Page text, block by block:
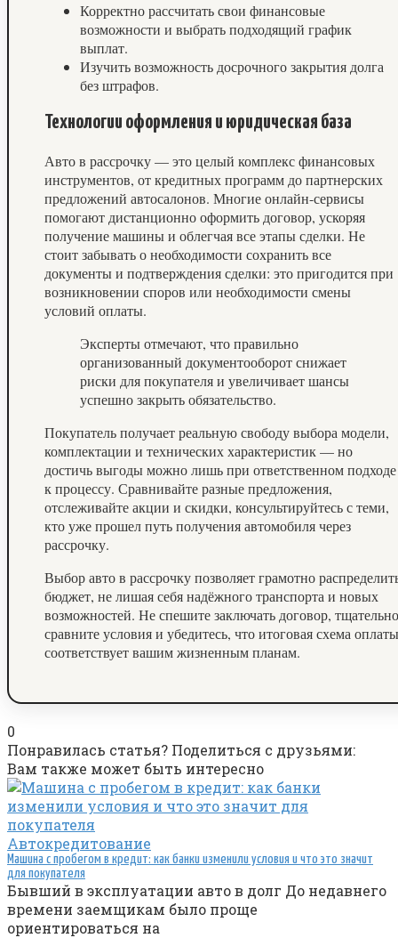
Корректно рассчитать свои финансовые
возможности и выбрать подходящий график
выплат.
Изучить возможность досрочного закрытия долга
без штрафов.
Технологии оформления и юридическая база
Авто в рассрочку — это целый комплекс финансовых
инструментов, от кредитных программ до партнерских
предложений автосалонов. Многие онлайн-сервисы
помогают дистанционно оформить договор, ускоряя
получение машины и облегчая все этапы сделки. Не
стоит забывать о необходимости сохранить все
документы и подтверждения сделки: это пригодится при
возникновении споров или необходимости смены
условий оплаты.
Эксперты отмечают, что правильно
организованный документооборот снижает
риски для покупателя и увеличивает шансы
успешно закрыть обязательство.
Покупатель получает реальную свободу выбора модели,
комплектации и технических характеристик — но
достичь выгоды можно лишь при ответственном подходе
к процессу. Сравнивайте разные предложения,
отслеживайте акции и скидки, консультируйтесь с теми,
кто уже прошел путь получения автомобиля через
рассрочку.
Выбор авто в рассрочку позволяет грамотно
бюджет, не лишая себя надёжного транспорта и новых
возможностей. Не спешите заключать договор, тщательно
сравните условия и убедитесь, что итоговая схема оплаты
соответствует вашим жизненным планам.
0
Понравилась статья? Поделиться с друзьями:
Вам также может быть интересно
Автокредитование
Машина с пробегом в кредит: как банки изменили условия и что это значит
для покупателя
Бывший в эксплуатации авто в долг До недавнего
времени заемщикам было проще
ориентироваться на